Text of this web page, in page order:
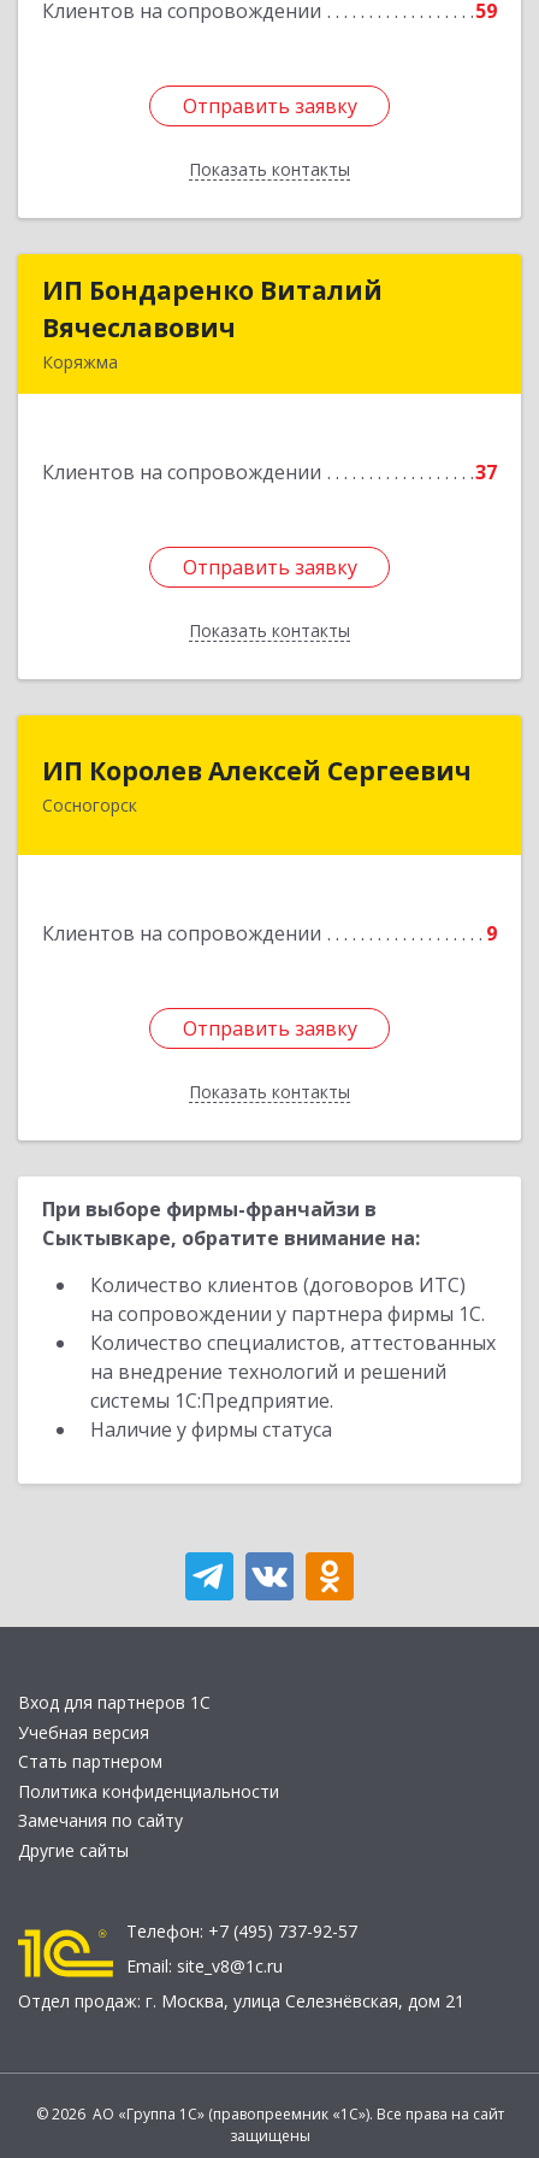
Клиентов на сопровождении 59
Отправить заявку
Показать контакты
Отправить заявку
Назад
ИП Бондаренко Виталий
Вячеславович
Коряжма
Клиентов на сопровождении 37
Отправить заявку
Показать контакты
ИП Бондаренко Виталий
Подробнее
Отправить заявку
Назад
ИП Королев Алексей Сергеевич
Сосногорск
Клиентов на сопровождении 9
Отправить заявку
Показать контакты
ИП Королев Алексей Сергеевич
169500, Коми Респ, Сосногорск г, Советская ул,
Отправить заявку
Назад
При выборе фирмы-франчайзи в
Сыктывкаре, обратите внимание на:
Количество клиентов (договоров ИТС)
на сопровождении у партнера фирмы 1С.
Количество специалистов, аттестованных
на внедрение технологий и решений
системы 1С:Предприятие.
Наличие у фирмы статуса
Вход для партнеров 1С
Учебная версия
Стать партнером
Политика конфиденциальности
Замечания по сайту
Другие сайты
Телефон: +7 (495) 737-92-57
Email: site_v8@1c.ru
Отдел продаж: г. Москва, улица Селезнёвская, дом 21
© 2026 АО «Группа 1С» (правопреемник «1С»). Все права на сайт
защищены